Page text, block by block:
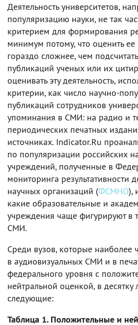
Деятельность университетов,
популяризацию науки, не так
критерием для формирования
минимум потому, что оценить ее
гораздо сложнее, чем
публикаций ученых или их
оценивать эту деятельность,
критерии, как число научно-
публикаций сотрудников
упоминания в СМИ: на радио и
периодических печатных
источниках. Indicator.Ru
по популяризации российских
учреждений, полученные в
мониторинга результативности
научных организаций (ФСМНО),
какие образовательные и
учреждения чаще фигурируют в
СМИ.
Среди вузов, которые наиболее
в аудиовизуальных СМИ и в
федерального уровня с
нейтральной оценкой, в
следующие:
Таблица 1. Положительные и